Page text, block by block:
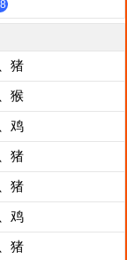
猪
猴
鸡
猪
猪
鸡
猪